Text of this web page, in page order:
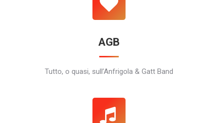
AGB
Tutto, o quasi, sull’Anfrigola & Gatt Band